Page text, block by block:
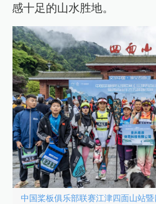
感十足的山水胜地。
中国桨板俱乐部联赛江津四面山站暨